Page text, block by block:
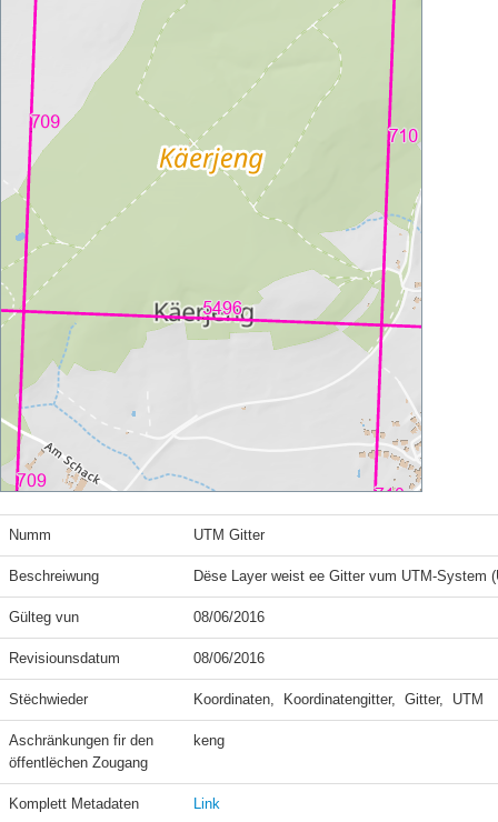
Numm UTM Gitter
Beschreiwung Dëse Layer weist ee Gitter vum UTM-System
Gülteg vun 08/06/2016
Revisiounsdatum 08/06/2016
Stëchwieder Koordinaten,  Koordinatengitter,  Gitter,  UTM
Aschränkungen fir den
öffentlëchen Zougang
keng
Komplett Metadaten Link